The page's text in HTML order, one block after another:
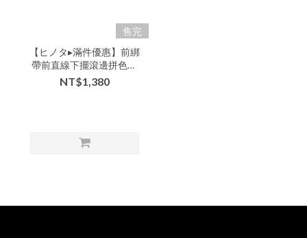
售完
【ヒノタ▸滿件優惠】前綁
帶前直線下擺滾邊拼色鬆
緊褲頭牛仔寬褲裙-xxx-
310314▶
NT$1,380